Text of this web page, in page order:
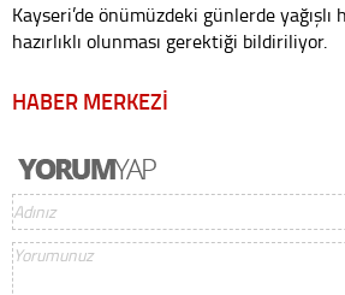
Kayseri’de önümüzdeki günlerde yağışlı
hazırlıklı olunması gerektiği bildiriliyor.
HABER MERKEZİ